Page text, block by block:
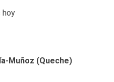
hoy
Muñoz (Queche)